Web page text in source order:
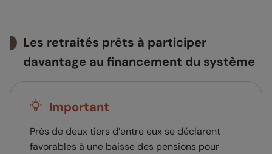
Les retraités prêts à participer
davantage au financement du système
Important
Près de deux tiers d’entre eux se déclarent
favorables à une baisse des pensions pour